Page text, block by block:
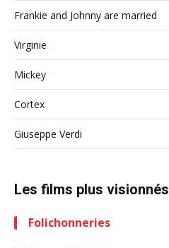
Frankie and Johnny are married
Virginie
Mickey
Cortex
Giuseppe Verdi
Les films plus visionnés
Folichonneries